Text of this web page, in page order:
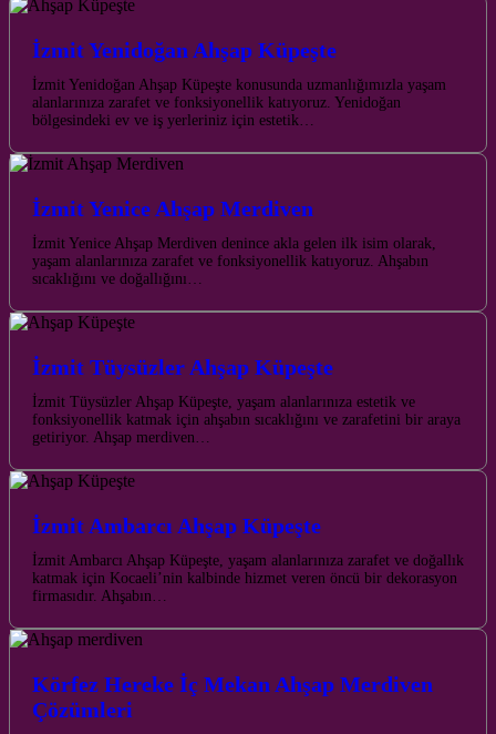
İzmit Yenidoğan Ahşap Küpeşte
İzmit Yenidoğan Ahşap Küpeşte konusunda uzmanlığımızla yaşam
alanlarınıza zarafet ve fonksiyonellik katıyoruz. Yenidoğan
bölgesindeki ev ve iş yerleriniz için estetik…
İzmit Yenice Ahşap Merdiven
İzmit Yenice Ahşap Merdiven denince akla gelen ilk isim olarak,
yaşam alanlarınıza zarafet ve fonksiyonellik katıyoruz. Ahşabın
sıcaklığını ve doğallığını…
İzmit Tüysüzler Ahşap Küpeşte
İzmit Tüysüzler Ahşap Küpeşte, yaşam alanlarınıza estetik ve
fonksiyonellik katmak için ahşabın sıcaklığını ve zarafetini bir araya
getiriyor. Ahşap merdiven…
İzmit Ambarcı Ahşap Küpeşte
İzmit Ambarcı Ahşap Küpeşte, yaşam alanlarınıza zarafet ve doğallık
katmak için Kocaeli’nin kalbinde hizmet veren öncü bir dekorasyon
firmasıdır. Ahşabın…
Körfez Hereke İç Mekan Ahşap Merdiven
Çözümleri